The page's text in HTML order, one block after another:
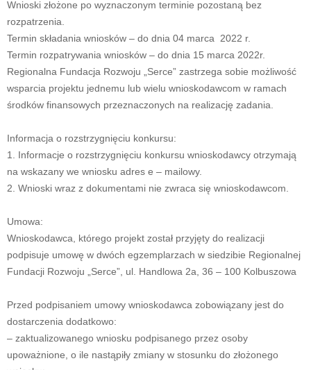
Wnioski złożone po wyznaczonym terminie pozostaną bez
rozpatrzenia.
Termin składania wniosków – do dnia 04 marca 2022 r.
Termin rozpatrywania wniosków – do dnia 15 marca 2022r.
Regionalna Fundacja Rozwoju „Serce” zastrzega sobie możliwość
wsparcia projektu jednemu lub wielu wnioskodawcom w ramach
środków finansowych przeznaczonych na realizację zadania.
Informacja o rozstrzygnięciu konkursu:
1. Informacje o rozstrzygnięciu konkursu wnioskodawcy otrzymają
na wskazany we wniosku adres e – mailowy.
2. Wnioski wraz z dokumentami nie zwraca się wnioskodawcom.
Umowa:
Wnioskodawca, którego projekt został przyjęty do realizacji
podpisuje umowę w dwóch egzemplarzach w siedzibie Regionalnej
Fundacji Rozwoju „Serce”, ul. Handlowa 2a, 36 – 100 Kolbuszowa
Przed podpisaniem umowy wnioskodawca zobowiązany jest do
dostarczenia dodatkowo:
– zaktualizowanego wniosku podpisanego przez osoby
upoważnione, o ile nastąpiły zmiany w stosunku do złożonego